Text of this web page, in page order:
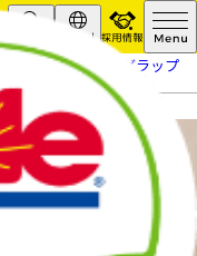
Search Global
採用情報
アボカドサラダラップ